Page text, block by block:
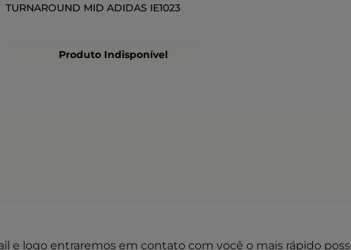
TURNAROUND MID ADIDAS IE1023
Produto Indisponível
e logo entraremos em contato com você o mais rápido